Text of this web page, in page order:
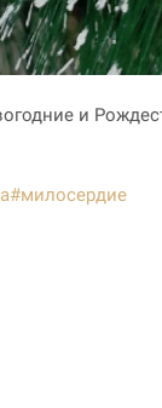
и
#милосердие